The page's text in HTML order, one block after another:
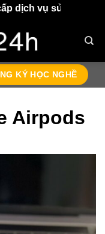
sửa chữa điện thoại,
KÝ HỌC NGHỀ
Airpods